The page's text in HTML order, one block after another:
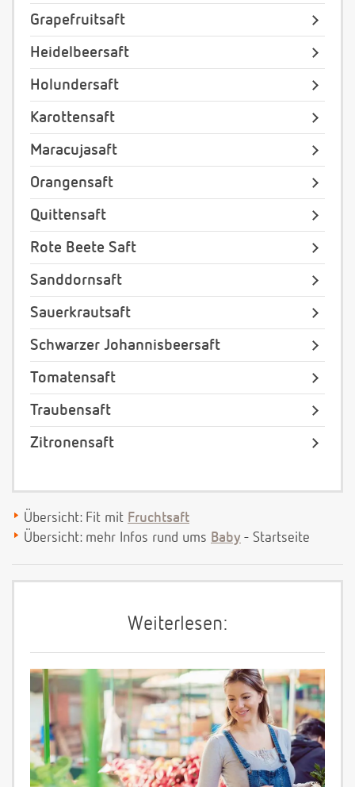
Grapefruitsaft
Heidelbeersaft
Holundersaft
Karottensaft
Maracujasaft
Orangensaft
Quittensaft
Rote Beete Saft
Sanddornsaft
Sauerkrautsaft
Schwarzer Johannisbeersaft
Tomatensaft
Traubensaft
Zitronensaft
Übersicht: Fit mit Fruchtsaft
Übersicht: mehr Infos rund ums Baby - Startseite
Weiterlesen: